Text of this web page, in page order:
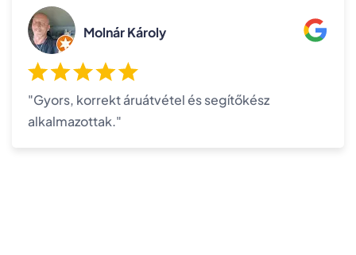
Molnár Károly
"Gyors, korrekt áruátvétel és segítőkész
alkalmazottak."